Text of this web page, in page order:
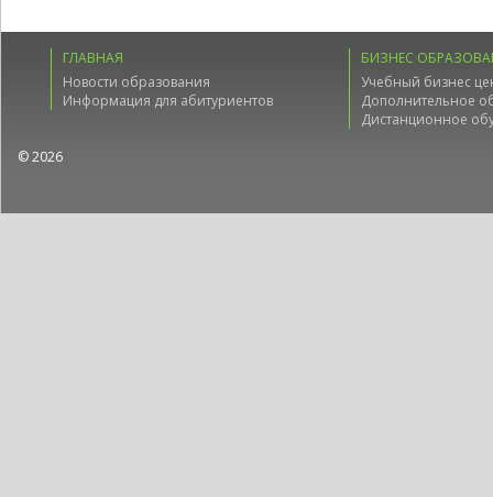
ГЛАВНАЯ
Новости образования
Информация для абитуриентов
БИЗНЕС
Учебный бизнес
Дополнительное
Дистанционное
© 2026